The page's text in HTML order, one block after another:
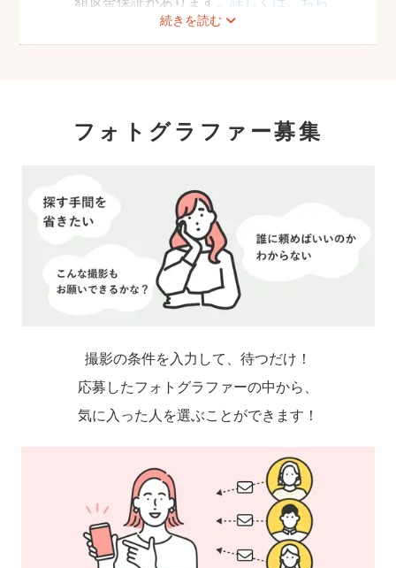
続きを読む
フォトグラファー募集
撮影の条件を入力して、待つだけ！
応募したフォトグラファーの中から、
気に入った人を選ぶことができます！